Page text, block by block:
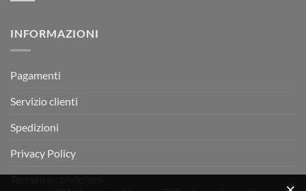
MOTOR
INFORMAZIONI
Pagamenti
Servizio clienti
Spedizioni
Privacy Policy
Termini e condizioni